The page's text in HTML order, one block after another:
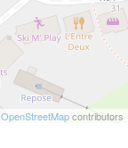
OpenStreetMapcontributors